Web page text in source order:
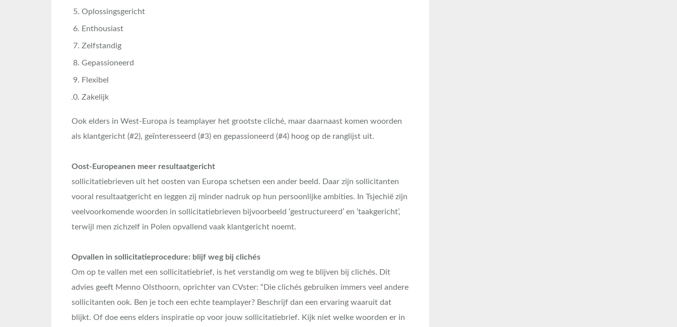
Oplossingsgericht
Enthousiast
Zelfstandig
Gepassioneerd
Flexibel
Zakelijk
Ook elders in West-Europa is teamplayer het grootste cliché, maar daarnaast komen woorden
als klantgericht (#2), geïnteresseerd (#3) en gepassioneerd (#4) hoog op de ranglijst uit.
Oost-Europeanen meer resultaatgericht
sollicitatiebrieven uit het oosten van Europa schetsen een ander beeld. Daar zijn sollicitanten
vooral resultaatgericht en leggen zij minder nadruk op hun persoonlijke ambities. In Tsjechië zijn
veelvoorkomende woorden in sollicitatiebrieven bijvoorbeeld ‘gestructureerd’ en ‘taakgericht’,
terwijl men zichzelf in Polen opvallend vaak klantgericht noemt.
Opvallen in sollicitatieprocedure: blijf weg bij clichés
Om op te vallen met een sollicitatiebrief, is het verstandig om weg te blijven bij clichés. Dit
advies geeft Menno Olsthoorn, oprichter van CVster: “Die clichés gebruiken immers veel andere
sollicitanten ook. Ben je toch een echte teamplayer? Beschrijf dan een ervaring waaruit dat
blijkt. Of doe eens elders inspiratie op voor jouw sollicitatiebrief. Kijk niet welke woorden er in